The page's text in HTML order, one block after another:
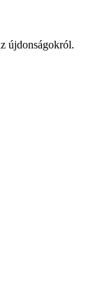
újdonságokról.